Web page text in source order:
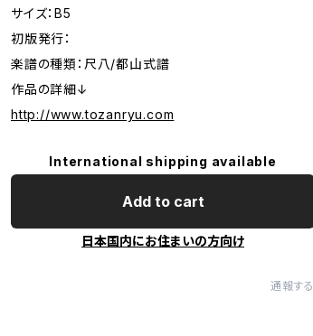
サイズ：B5
初版発行：
楽譜の種類：尺八/都山式譜
作品の詳細↓
http://www.tozanryu.com
International shipping available
Add to cart
日本国内にお住まいの方向け
通報する